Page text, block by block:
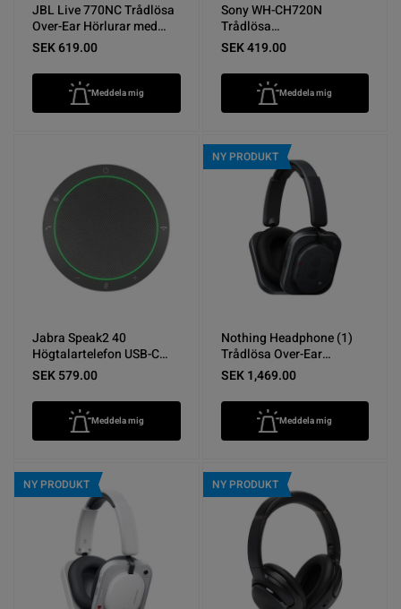
JBL Live 770NC Trådlösa
Over-Ear Hörlurar med
Aktiv Brusreducering Vit -
SEK 619.00
Meddela mig
Sony WH-CH720N
Trådlösa
Brusreducerande Hörlurar
SEK 419.00
Meddela mig
Jabra Speak2 40
Högtalartelefon USB-C
Grå - Nyskick
SEK 579.00
Meddela mig
NY PRODUKT
Nothing Headphone (1)
Trådlösa Over-Ear
Hörlurar Svart - Nyskick
SEK 1,469.00
Meddela mig
NY PRODUKT NY PRODUKT